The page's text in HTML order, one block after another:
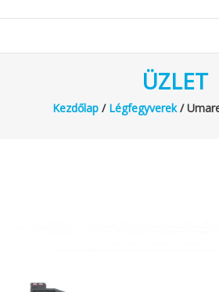
ÜZLET
Kezdőlap/ Légfegyverek/